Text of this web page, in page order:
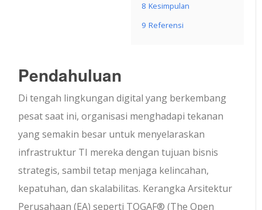
8 Kesimpulan
9 Referensi
Pendahuluan
Di tengah lingkungan digital yang berkembang
pesat saat ini, organisasi menghadapi tekanan
yang semakin besar untuk menyelaraskan
infrastruktur TI mereka dengan tujuan bisnis
strategis, sambil tetap menjaga kelincahan,
kepatuhan, dan skalabilitas. Kerangka Arsitektur
Perusahaan (EA) seperti TOGAF® (The Open